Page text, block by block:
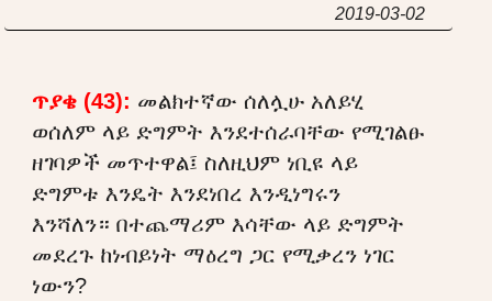
2019-03-02
ጥያቄ (43): መልክተኛው ሰለሏሁ አለይሂ
ወሰለም ላይ ድግምት እንደተሰራባቸው የሚገልፁ
ዘገባዎች መጥተዋል፤ ስለዚህም ነቢዩ ላይ
ድግምቱ እንዴት እንደነበረ እንዲነግሩን
እንሻለን። በተጨማሪም እሳቸው ላይ ድግምት
መደረጉ ከነብይነት ማዕረግ ጋር የሚቃረን ነገር
ነውን?